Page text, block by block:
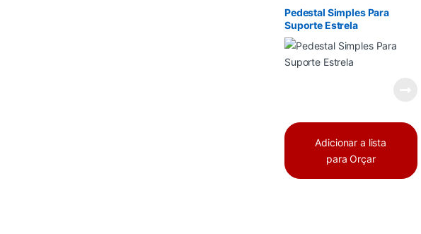
Pedestal Simples Para
Suporte Estrela
Adicionar a lista
para Orçar